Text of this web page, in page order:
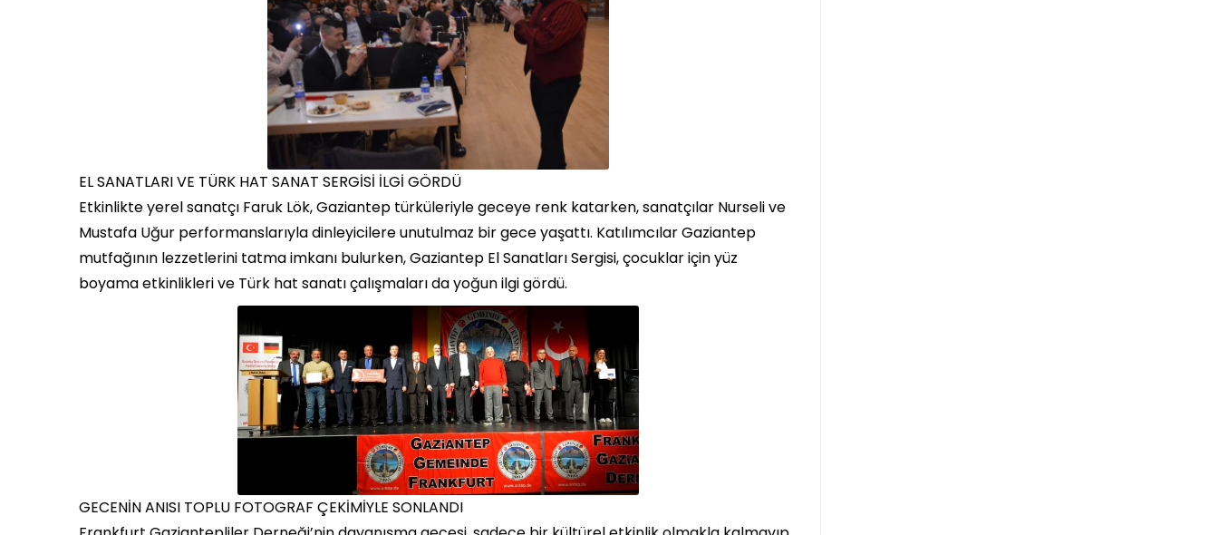
EL SANATLARI VE TÜRK HAT SANAT SERGİSİ İLGİ GÖRDÜ
Etkinlikte yerel sanatçı Faruk Lök, Gaziantep türküleriyle geceye renk katarken, sanatçılar Nurseli ve
Mustafa Uğur performanslarıyla dinleyicilere unutulmaz bir gece yaşattı. Katılımcılar Gaziantep
mutfağının lezzetlerini tatma imkanı bulurken, Gaziantep El Sanatları Sergisi, çocuklar için yüz
boyama etkinlikleri ve Türk hat sanatı çalışmaları da yoğun ilgi gördü.
GECENİN ANISI TOPLU FOTOGRAF ÇEKİMİYLE SONLANDI